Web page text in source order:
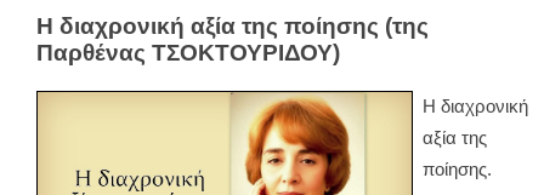
Η διαχρονική αξία της ποίησης (της
Παρθένας ΤΣΟΚΤΟΥΡΙΔΟΥ)
Η διαχρονική
αξία της
ποίησης.